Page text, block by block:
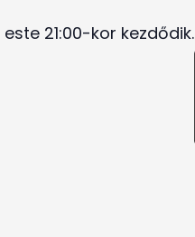
21:00-kor kezdődik.